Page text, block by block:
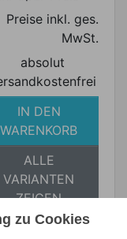
Preise inkl. ges.
MwSt.
absolut
IN DEN
WARENKORB
ALLE
VARIANTEN
ZEIGEN
zu Cookies